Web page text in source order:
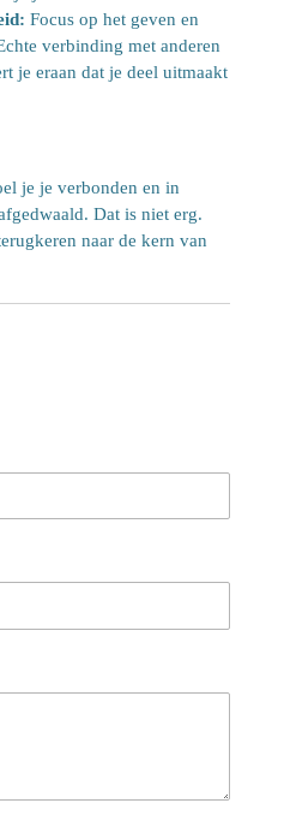
Focus op het geven en
verbinding met anderen
je eraan dat je deel uitmaakt
je je verbonden en in
Dat is niet erg.
naar de kern van